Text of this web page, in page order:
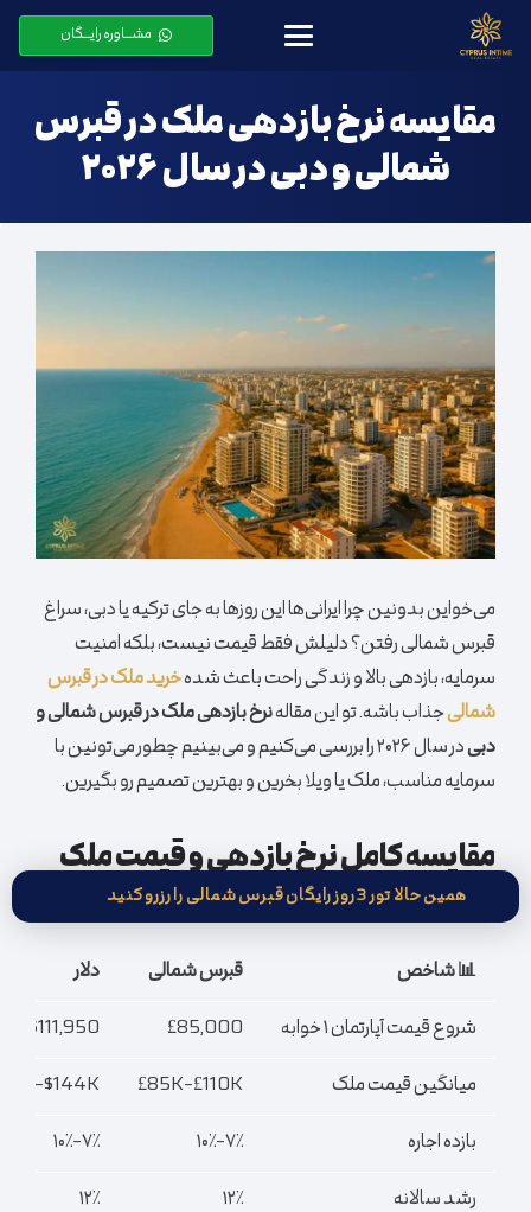
مشـــاوره رایـــگان
مقایسه نرخ بازدهی ملک در قبرس
شمالی و دبی در سال ۲۰۲۶
می‌خواین بدونین چرا ایرانی‌ها این روزها به جای ترکیه یا دبی، سراغ
قبرس شمالی رفتن؟ دلیلش فقط قیمت نیست، بلکه امنیت
سرمایه، بازدهی بالا و زندگی راحت باعث شدهخرید ملک در قبرس
شمالیجذاب باشه. تو این مقالهنرخ بازدهی ملک در قبرس شمالی و
دبی
در سال ۲۰۲۶ را بررسی می‌‌کنیم و می‌بینیم چطور می‌تونین با
سرمایه مناسب، ملک یا ویلا بخرین و بهترین تصمیم رو بگیرین.
مقایسه کامل نرخ بازدهی و قیمت ملک
در قبرس شمالی و دبی ۲۰۲۶
📊 شاخص قبرس شمالی
دلار
شروع قیمت آپارتمان ۱ خوابه
£85,000
$111,950
میانگین قیمت ملک
£85K–£110K
بازده اجاره
۷٪–۱۰٪
۷٪–۱۰٪
رشد سالانه
۱۲٪
۱۲٪
همین حالا تور 3 روز رایگان قبرس شمالی را رزرو کنید